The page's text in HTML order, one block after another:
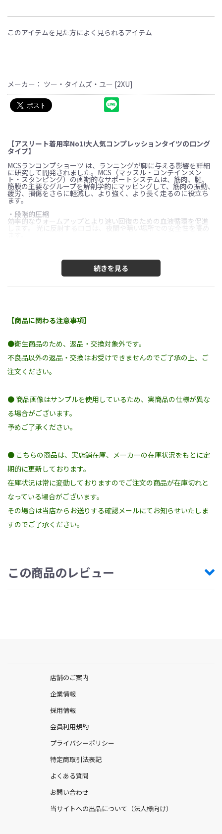
このアイテムを見た方によく見られるアイテム
メーカー： ツー・タイムズ・ユー [2XU]
【アスリート着用率No1!大人気コンプレッションタイツのロング
タイプ】
MCSランコンプショーツ は、ランニングが脚に与える影響を詳細
に研究して開発されました。MCS（マッスル・コンテインメン
ト・スタンピング）の画期的なサポートシステムは、筋肉、腱、
筋膜の主要なグループを解剖学的にマッピングして、筋肉の振動、
疲労、損傷をさらに軽減し、より強く、より長く走るのに役立ち
ます。
・段階的圧縮
効率的なウォームアップとより速い回復のための血液循環を促進
します。 光に反射するロゴは、夜間や暗い場所での安全性を高め
さい。インターナショナルサイズにつき日本規格製品のワンサイ
【商品に関わる注意事項】
●衛生商品のため、返品・交換対象外です。
不良品以外の返品・交換はお受けできませんのでご了承の上、ご
注文ください。
● 商品画像はサンプルを使用しているため、実商品の仕様が異な
る場合がございます。
予めご了承ください。
● こちらの商品は、実店舗在庫、メーカーの在庫状況をもとに定
期的に更新しております。
在庫状況は常に変動しておりますのでご注文の商品が在庫切れと
なっている場合がございます。
その場合は当店からお送りする確認メールにてお知らせいたしま
すのでご了承ください。
この商品のレビュー
店舗のご案内
企業情報
採用情報
会員利用規約
プライバシーポリシー
特定商取引法表記
よくある質問
お問い合わせ
当サイトへの出品について（法人様向け）